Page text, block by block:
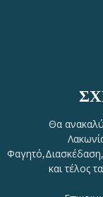
Θα
και τέλος